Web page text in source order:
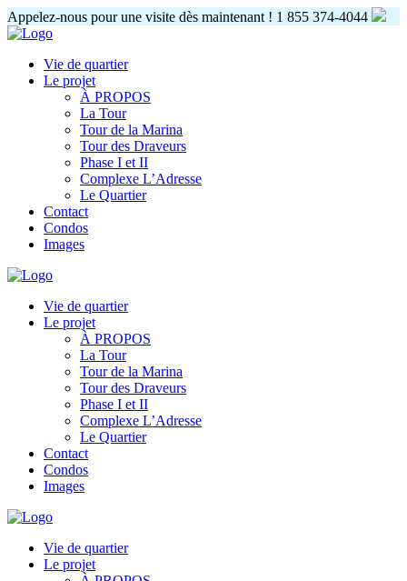
Appelez-nous pour une visite dès maintenant ! 1 855 374-4044
Vie de quartier
Le projet
À PROPOS
La Tour
Tour de la Marina
Tour des Draveurs
Phase I et II
Complexe L’Adresse
Le Quartier
Contact
Condos
Images
Vie de quartier
Le projet
À PROPOS
La Tour
Tour de la Marina
Tour des Draveurs
Phase I et II
Complexe L’Adresse
Le Quartier
Contact
Condos
Images
Vie de quartier
Le projet